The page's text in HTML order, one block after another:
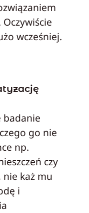
wcześniej.
badanie
go nie
np.
czy
nie każ mu
i